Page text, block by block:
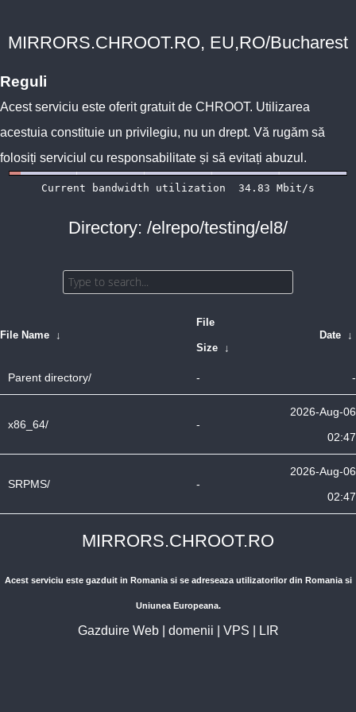
MIRRORS.CHROOT.RO, EU,RO/Bucharest
Reguli
Acest serviciu este oferit gratuit de CHROOT. Utilizarea
acestuia constituie un privilegiu, nu un drept. Vă rugăm să
folosiți serviciul cu responsabilitate și să evitați abuzul.
Directory: /elrepo/testing/el8/
File Name ↓
File
Size ↓
Date ↓
Parent directory/ - -
x86_64/ -
2026-Aug-06
02:47
SRPMS/ -
2026-Aug-06
02:47
MIRRORS.CHROOT.RO
Acest serviciu este gazduit in Romania si se adreseaza utilizatorilor din Romania si
Uniunea Europeana.
Gazduire Web| domenii VPS LIR